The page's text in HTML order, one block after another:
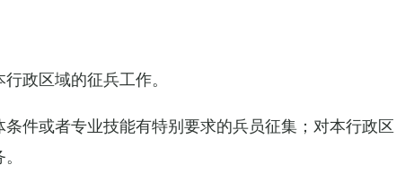
政区域的征兵工作。
件或者专业技能有特别要求的兵员征集；对本行政区